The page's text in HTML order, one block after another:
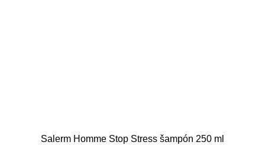
Salerm Homme Stop Stress šampón 250 ml